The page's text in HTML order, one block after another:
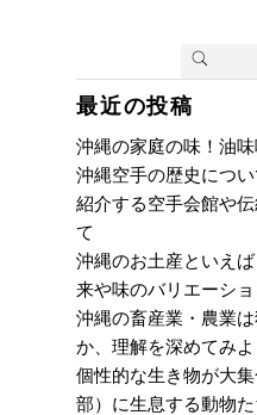
最近の投稿
沖縄の家庭の味！油
沖縄空手の歴史につ
紹介する空手会館や
て
沖縄のお土産といえ
来や味のバリエーシ
沖縄の畜産業・農業
か、理解を深めてみよ
個性的な生き物が大
部）に生息する動物た